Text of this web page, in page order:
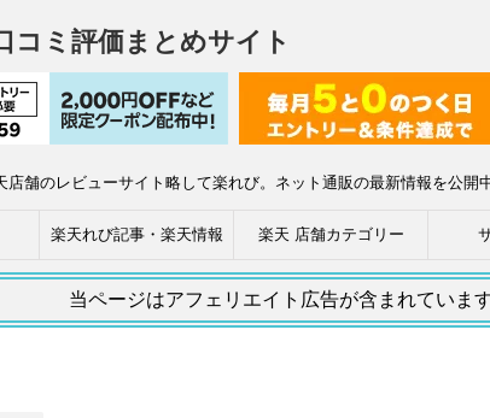
コミ評価まとめサイト
舗のレビューサイト略して楽れび。ネット通販の最新情報を公開
楽天れび記事・楽天情報 楽天 店舗カテゴリー
当ページはアフェリエイト広告が含まれています